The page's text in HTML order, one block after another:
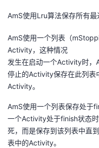
AmS使用Lru算法保存所有最
AmS使用一个列表（
Activity，这种情况
发生在启动一个Activity时，
停止的Activity保存在此列表
Activity。
AmS使用一个列表保存处
一个Activity处于finish状态
死，而是保存到该列表中直
表中的Activity。